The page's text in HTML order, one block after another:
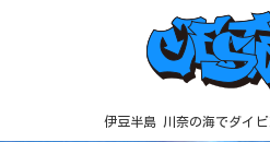
伊豆半島 川奈の海でダイビ